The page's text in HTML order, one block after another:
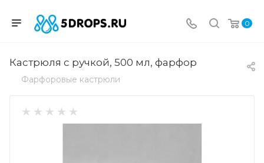
0
Кастрюля с ручкой, 500 мл, фарфор
Фарфоровые кастрюли